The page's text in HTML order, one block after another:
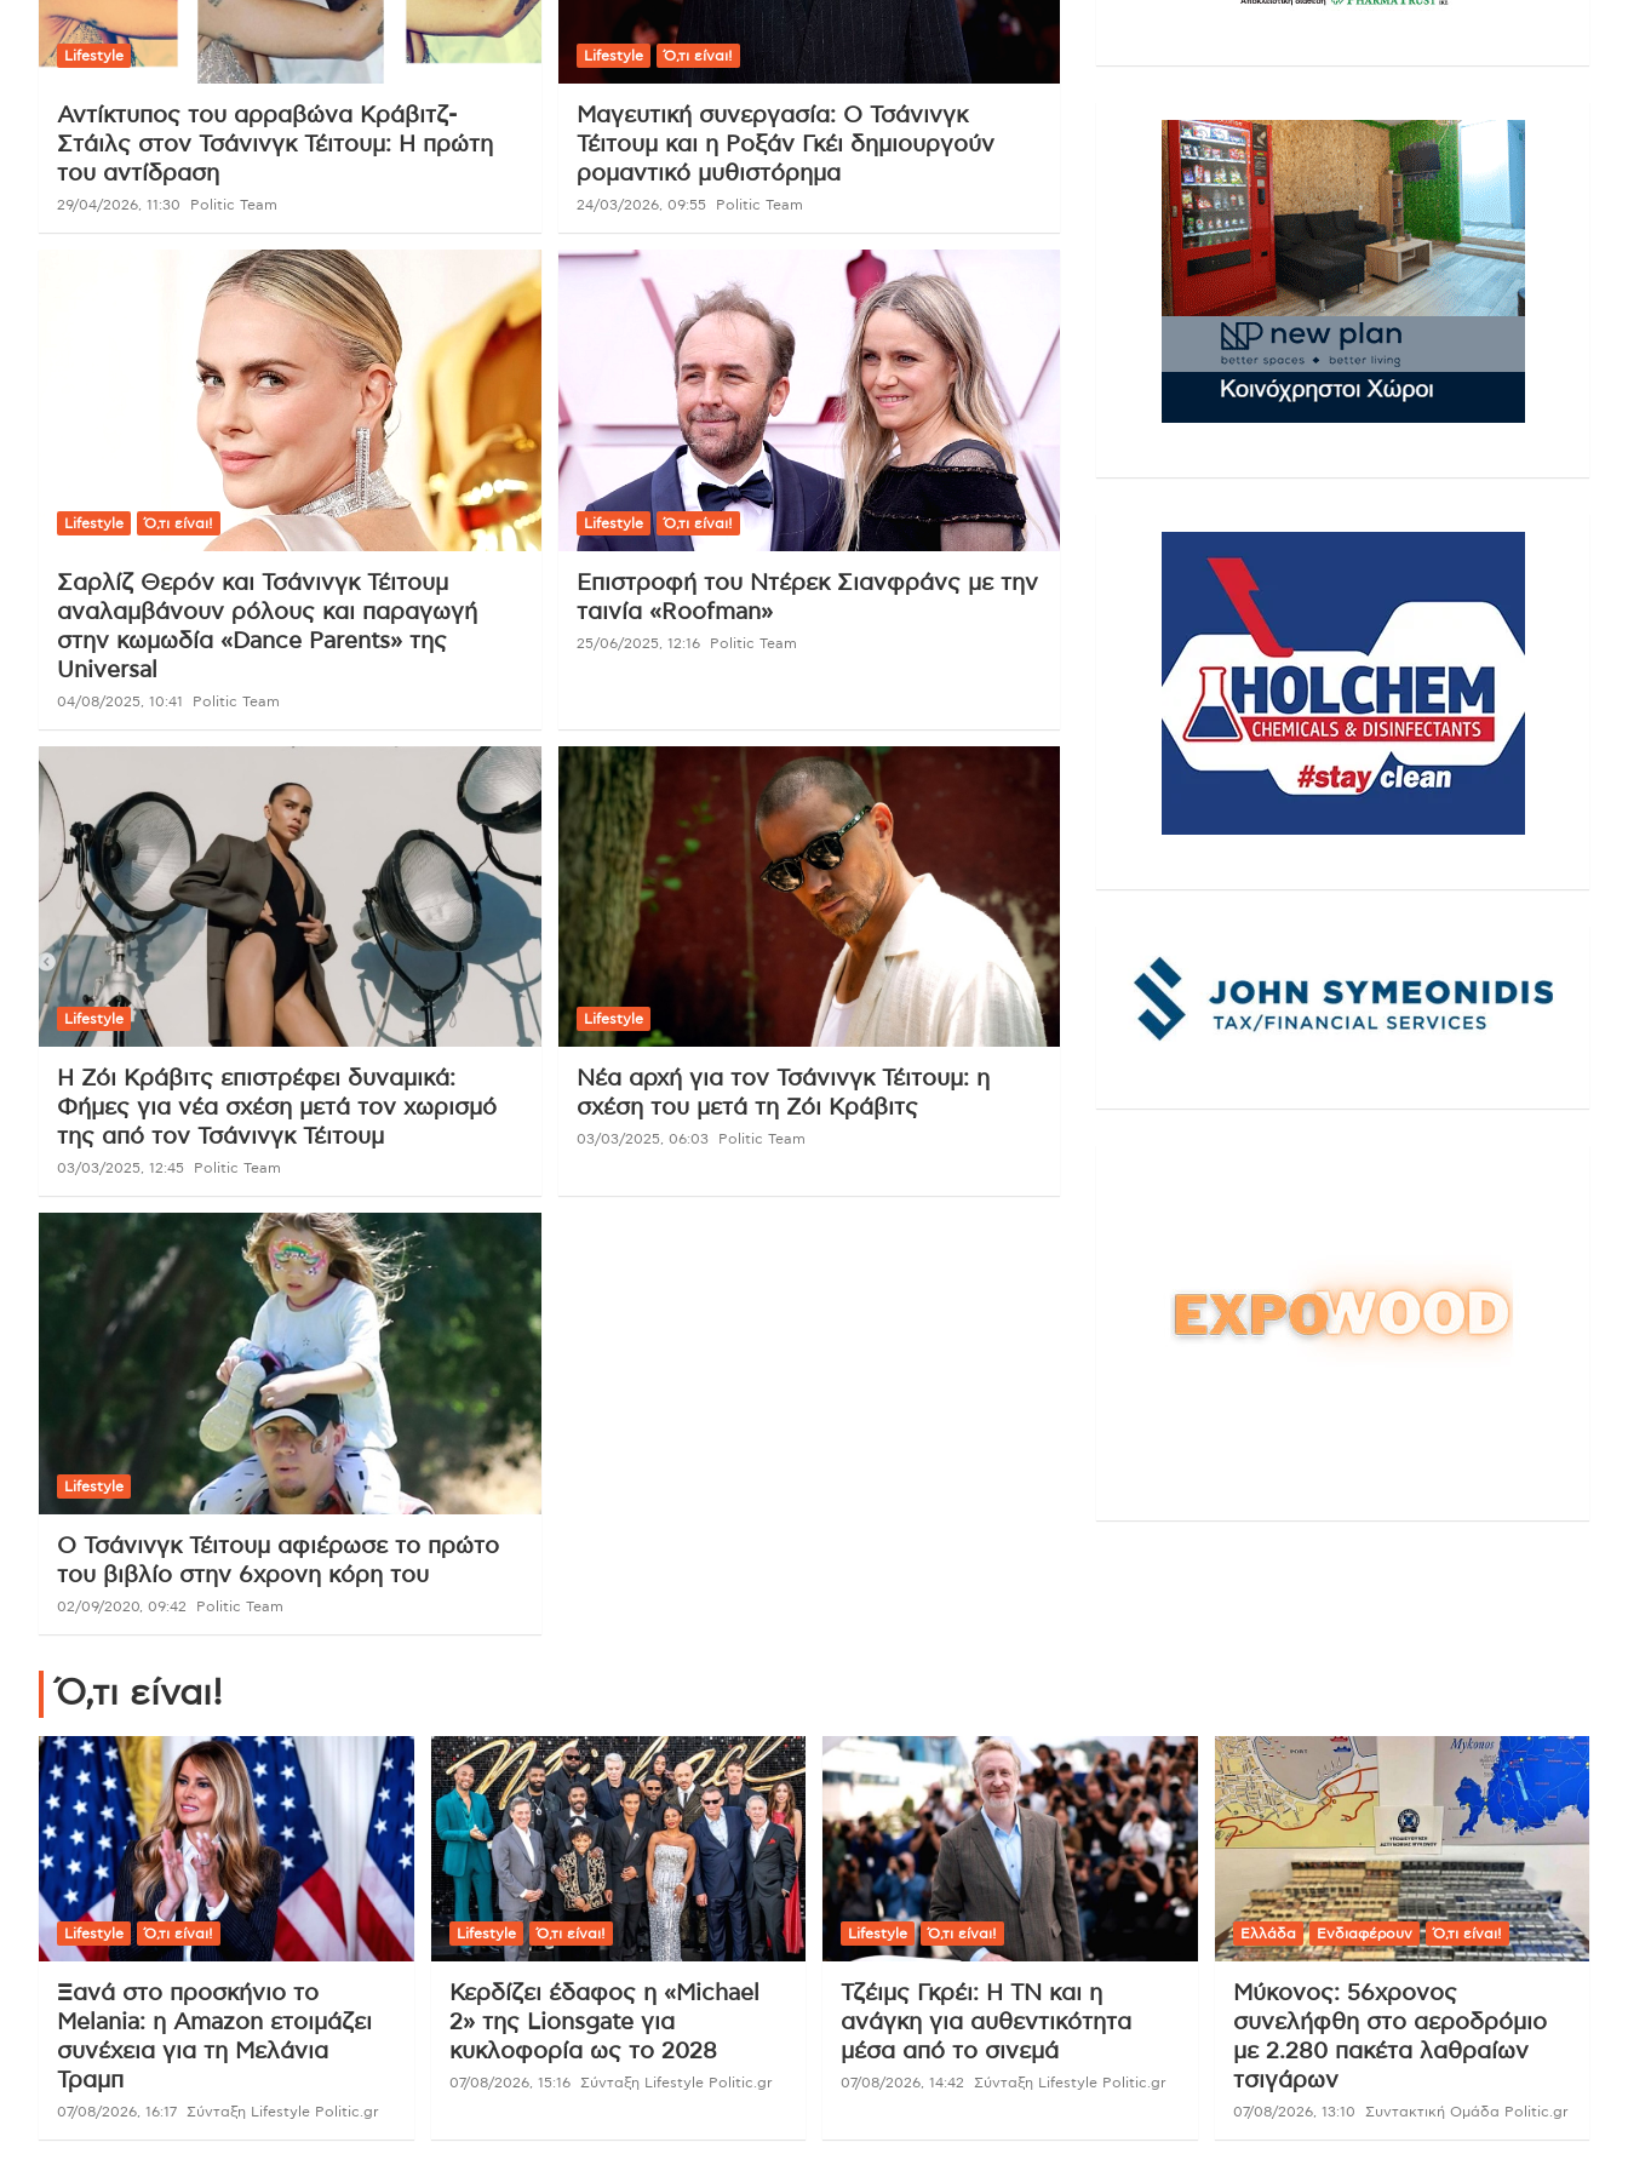
Lifestyle
Αντίκτυπος του αρραβώνα Κράβιτζ-
Στάιλς στον Τσάνινγκ Τέιτουμ: Η πρώτη
του αντίδραση
29/04/2026, 11:30 Politic Team
Lifestyle Ό,τι είναι!
Μαγευτική συνεργασία: Ο Τσάνινγκ
Τέιτουμ και η Ροξάν Γκέι δημιουργούν
ρομαντικό μυθιστόρημα
24/03/2026, 09:55 Politic Team
Lifestyle Ό,τι είναι!
Σαρλίζ Θερόν και Τσάνινγκ Τέιτουμ
αναλαμβάνουν ρόλους και παραγωγή
στην κωμωδία «Dance Parents» της
Universal
04/08/2025, 10:41 Politic Team
Lifestyle Ό,τι είναι!
Επιστροφή του Ντέρεκ Σιανφράνς με την
ταινία «Roofman»
25/06/2025, 12:16 Politic Team
Lifestyle
Η Ζόι Κράβιτς επιστρέφει δυναμικά:
Φήμες για νέα σχέση μετά τον χωρισμό
της από τον Τσάνινγκ Τέιτουμ
03/03/2025, 12:45 Politic Team
Lifestyle
Νέα αρχή για τον Τσάνινγκ Τέιτουμ: η
σχέση του μετά τη Ζόι Κράβιτς
03/03/2025, 06:03 Politic Team
Lifestyle
Ο Τσάνινγκ Τέιτουμ αφιέρωσε το πρώτο
του βιβλίο στην 6χρονη κόρη του
02/09/2020, 09:42 Politic Team
Ό,τι είναι!
Lifestyle Ό,τι είναι!
Ξανά στο προσκήνιο το
Melania: η Amazon ετοιμάζει
συνέχεια για τη Μελάνια
Τραμπ
07/08/2026, 16:17 Σύνταξη Lifestyle Politic.gr
Lifestyle Ό,τι είναι!
Κερδίζει έδαφος η «Michael
2» της Lionsgate για
κυκλοφορία ως το 2028
07/08/2026, 15:16 Σύνταξη Lifestyle Politic.gr
Lifestyle Ό,τι είναι!
Τζέιμς Γκρέι: Η ΤΝ και η
ανάγκη για αυθεντικότητα
μέσα από το σινεμά
07/08/2026, 14:42 Σύνταξη Lifestyle Politic.gr
Ελλάδα Ενδιαφέρουν Ό,τι είναι!
Μύκονος: 56χρονος
συνελήφθη στο αεροδρόμιο
με 2.280 πακέτα λαθραίων
τσιγάρων
07/08/2026, 13:10 Συντακτική Ομάδα Politic.gr